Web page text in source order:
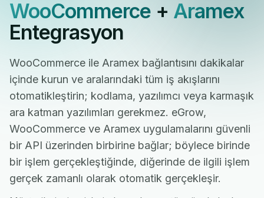
WooCommerce+ Aramex
Entegrasyon
WooCommerce ile Aramex bağlantısını dakikalar
içinde kurun ve aralarındaki tüm iş akışlarını
otomatikleştirin; kodlama, yazılımcı veya karmaşık
ara katman yazılımları gerekmez. eGrow,
WooCommerce ve Aramex uygulamalarını güvenli
bir API üzerinden birbirine bağlar; böylece birinde
bir işlem gerçekleştiğinde, diğerinde de ilgili işlem
gerçek zamanlı olarak otomatik gerçekleşir.